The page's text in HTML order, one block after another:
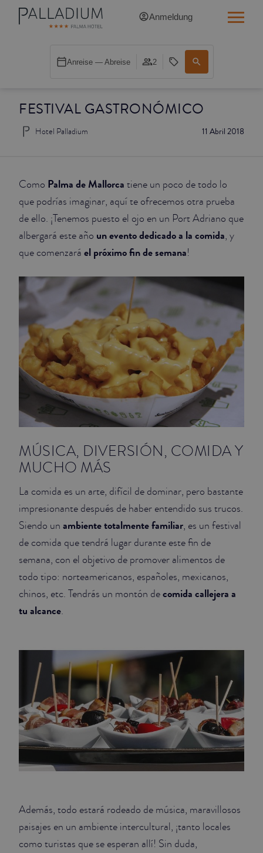
FESTIVAL GASTRONÓMICO
11 Abril 2018
Hotel Palladium
Como Palma de Mallorca tiene un poco de todo lo
que podrías imaginar, aquí te ofrecemos otra prueba
de ello. ¡Tenemos puesto el ojo en un Port Adriano que
albergará este año un evento dedicado a la comida, y
que comenzará el próximo fin de semana!
MÚSICA, DIVERSIÓN, COMIDA Y
MUCHO MÁS
La comida es un arte, difícil de dominar, pero bastante
impresionante después de haber entendido sus trucos.
Siendo un ambiente totalmente familiar, es un festival
de comida que tendrá lugar durante este fin de
semana, con el objetivo de promover alimentos de
todo tipo: norteamericanos, españoles, mexicanos,
chinos, etc. Tendrás un montón decomida callejera a
tu alcance.
Además, todo estará rodeado de música, maravillosos
paisajes en un ambiente intercultural, ¡tanto locales
como turistas que se esperan allí! Sin duda,
Anmeldung
Anreise — Abreise 2
SINGLE BALCONY CATHEDRAL
DOUBLE RED
DOUBLE WHITE
DOUBLE INN CATHEDRAL
SUPERIOR
JUNIOR SUITES